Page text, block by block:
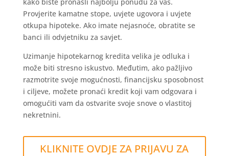
Provjerite kamatne stope, uvjete ugovora i uvjete
otkupa hipoteke. Ako imate nejasnoće, obratite se
banci ili odvjetniku za savjet.
Uzimanje hipotekarnog kredita velika je odluka i
može biti stresno iskustvo. Međutim, ako pažljivo
razmotrite svoje mogućnosti, financijsku sposobnost
i ciljeve, možete pronaći kredit koji vam odgovara i
omogućiti vam da ostvarite svoje snove o vlastitoj
nekretnini.
KLIKNITE OVDJE ZA PRIJAVU ZA